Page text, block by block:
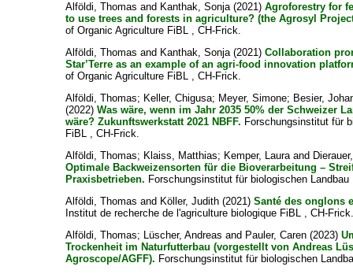
Alföldi, Thomas and Kanthak, Sonja(2021)Agroforestry for
to use trees and forests in agriculture? (the Agrosyl
of Organic Agriculture FiBL , CH-Frick.
Alföldi, Thomas and Kanthak, Sonja(2021)Collaboration
Star’Terre as an example of an agri-food innovation
of Organic Agriculture FiBL , CH-Frick.
Alföldi, Thomas; Keller, Chigusa; Meyer, Simone; Besier,
(2022)Was wäre, wenn im Jahr 2035 50% der Schweizer
wäre? Zukunftswerkstatt 2021 NBFF. Forschungsinstitut für
FiBL , CH-Frick.
Alföldi, Thomas; Klaiss, Matthias; Kemper, Lauraand
Optimale Backweizensorten für die Bioverarbeitung –
Praxisbetrieben. Forschungsinstitut für biologischen
Alföldi, Thomas and Köller, Judith (2021)Santé des onglons
Institut de recherche de l'agriculture biologique FiBL , CH-
Alföldi, Thomas; Lüscher, Andreas and Pauler, Caren (2023)
Trockenheit im Naturfutterbau (vorgestellt von Andreas
Agroscope/AGFF). Forschungsinstitut für biologischen